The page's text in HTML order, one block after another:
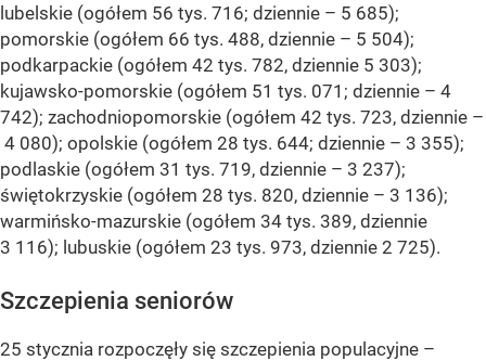
lubelskie (ogółem 56 tys. 716; dziennie – 5 685);
pomorskie (ogółem 66 tys. 488, dziennie – 5 504);
podkarpackie (ogółem 42 tys. 782, dziennie 5 303);
kujawsko-pomorskie (ogółem 51 tys. 071; dziennie – 4
742); zachodniopomorskie (ogółem 42 tys. 723, dziennie –
4 080); opolskie (ogółem 28 tys. 644; dziennie – 3 355);
podlaskie (ogółem 31 tys. 719, dziennie – 3 237);
świętokrzyskie (ogółem 28 tys. 820, dziennie – 3 136);
warmińsko-mazurskie (ogółem 34 tys. 389, dziennie
3 116); lubuskie (ogółem 23 tys. 973, dziennie 2 725).
Szczepienia seniorów
25 stycznia rozpoczęły się szczepienia populacyjne –